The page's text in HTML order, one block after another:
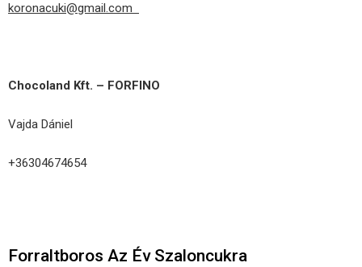
koronacuki@gmail.com
Chocoland Kft. – FORFINO
Vajda Dániel
+36304674654
Forraltboros Az Év Szaloncukra